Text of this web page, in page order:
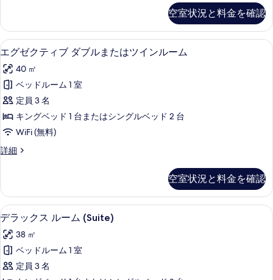
す
る
を
表
示
す
る
ル
ー
ム
の
す
べ
て
の
写
表
示
す
る
ス
ト
リ
ル
ル
ム
の
詳
細
空室状況と料金を確認
エ
グ
ゼ
ク
テ
ィ
ブ
ダ
ル
ま
た
は
ツ
イ
エグゼクティブ ダブルまたはツイン
7
エグゼクティブ ダブルまたはツインルーム
40 ㎡
ベッドルーム 1 室
定員 3 名
キングベッド 1 台またはシングルベッド 2 台
WiFi (無料)
詳細
エ
テ
ィ
ブ
ブ
ル
た
空室状況と料金を確認
デ
ラ
ッ
ク
ス
デラックス ルーム (Suite) | ミニバー
7
デラックス ルーム (Suite)
38 ㎡
ベッドルーム 1 室
定員 3 名